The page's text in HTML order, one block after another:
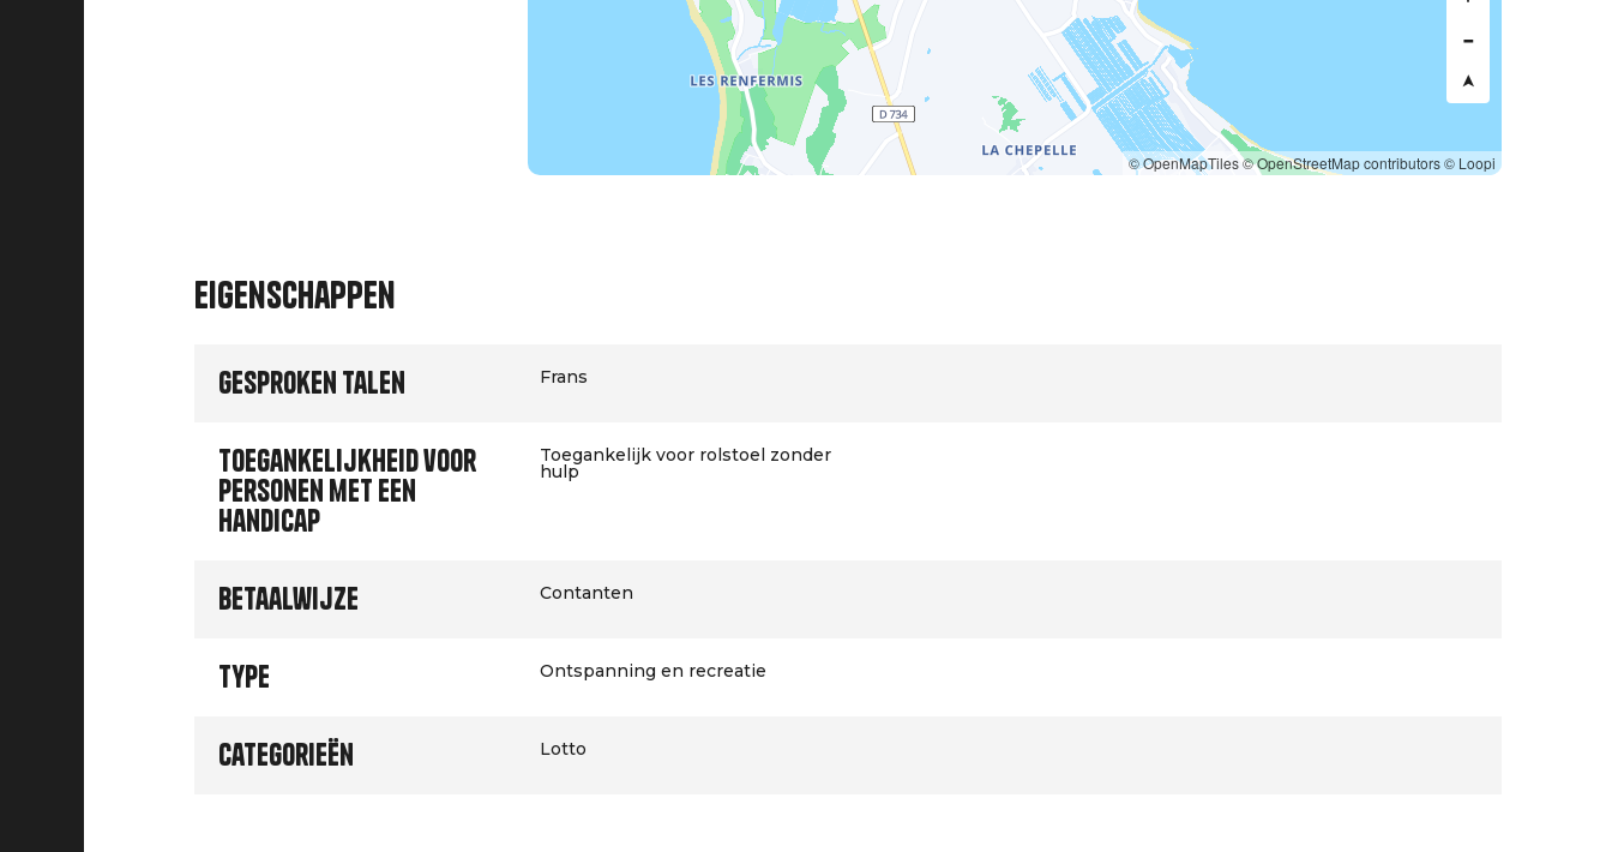
© OpenMapTiles© OpenStreetMap contributors© Loopi
Eigenschappen
Gesproken talen Frans
Toegankelijkheid voor
personen met een
handicap
Toegankelijk voor rolstoel zonder
hulp
Betaalwijze Contanten
Type Ontspanning en recreatie
Categorieën Lotto